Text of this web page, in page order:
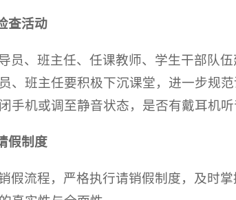
查活动
员、班主任、任课教师、学生干部队
、班主任要积极下沉课堂，进一步规
手机或调至静音状态，是否有戴耳机
假制度
假流程，严格执行请销假制度，及时